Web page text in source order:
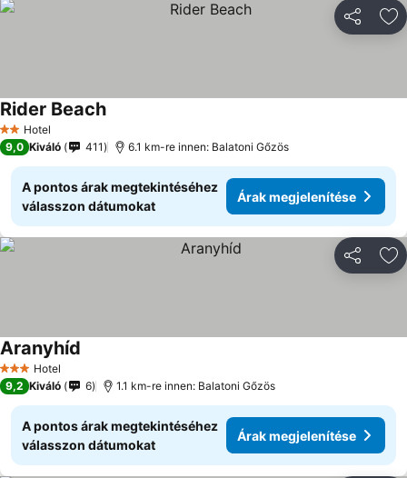
2 Kategória
Hotel
Rider BeachÁrak megjelenítése
9,0 Kiváló 411 6.1 km-re innen: Balatoni Gőzös
A pontos árak megtekintéséhez
válasszon dátumokat
Árak megjelenítése
3 Kategória
Hotel
Aranyhíd
9,2 Kiváló 6 1.1 km-re innen: Balatoni Gőzös
A pontos árak megtekintéséhez
válasszon dátumokat
Árak megjelenítése